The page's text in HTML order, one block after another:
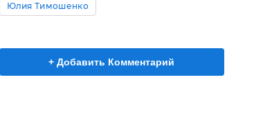
Юлия Тимошенко
+ Добавить Комментарий